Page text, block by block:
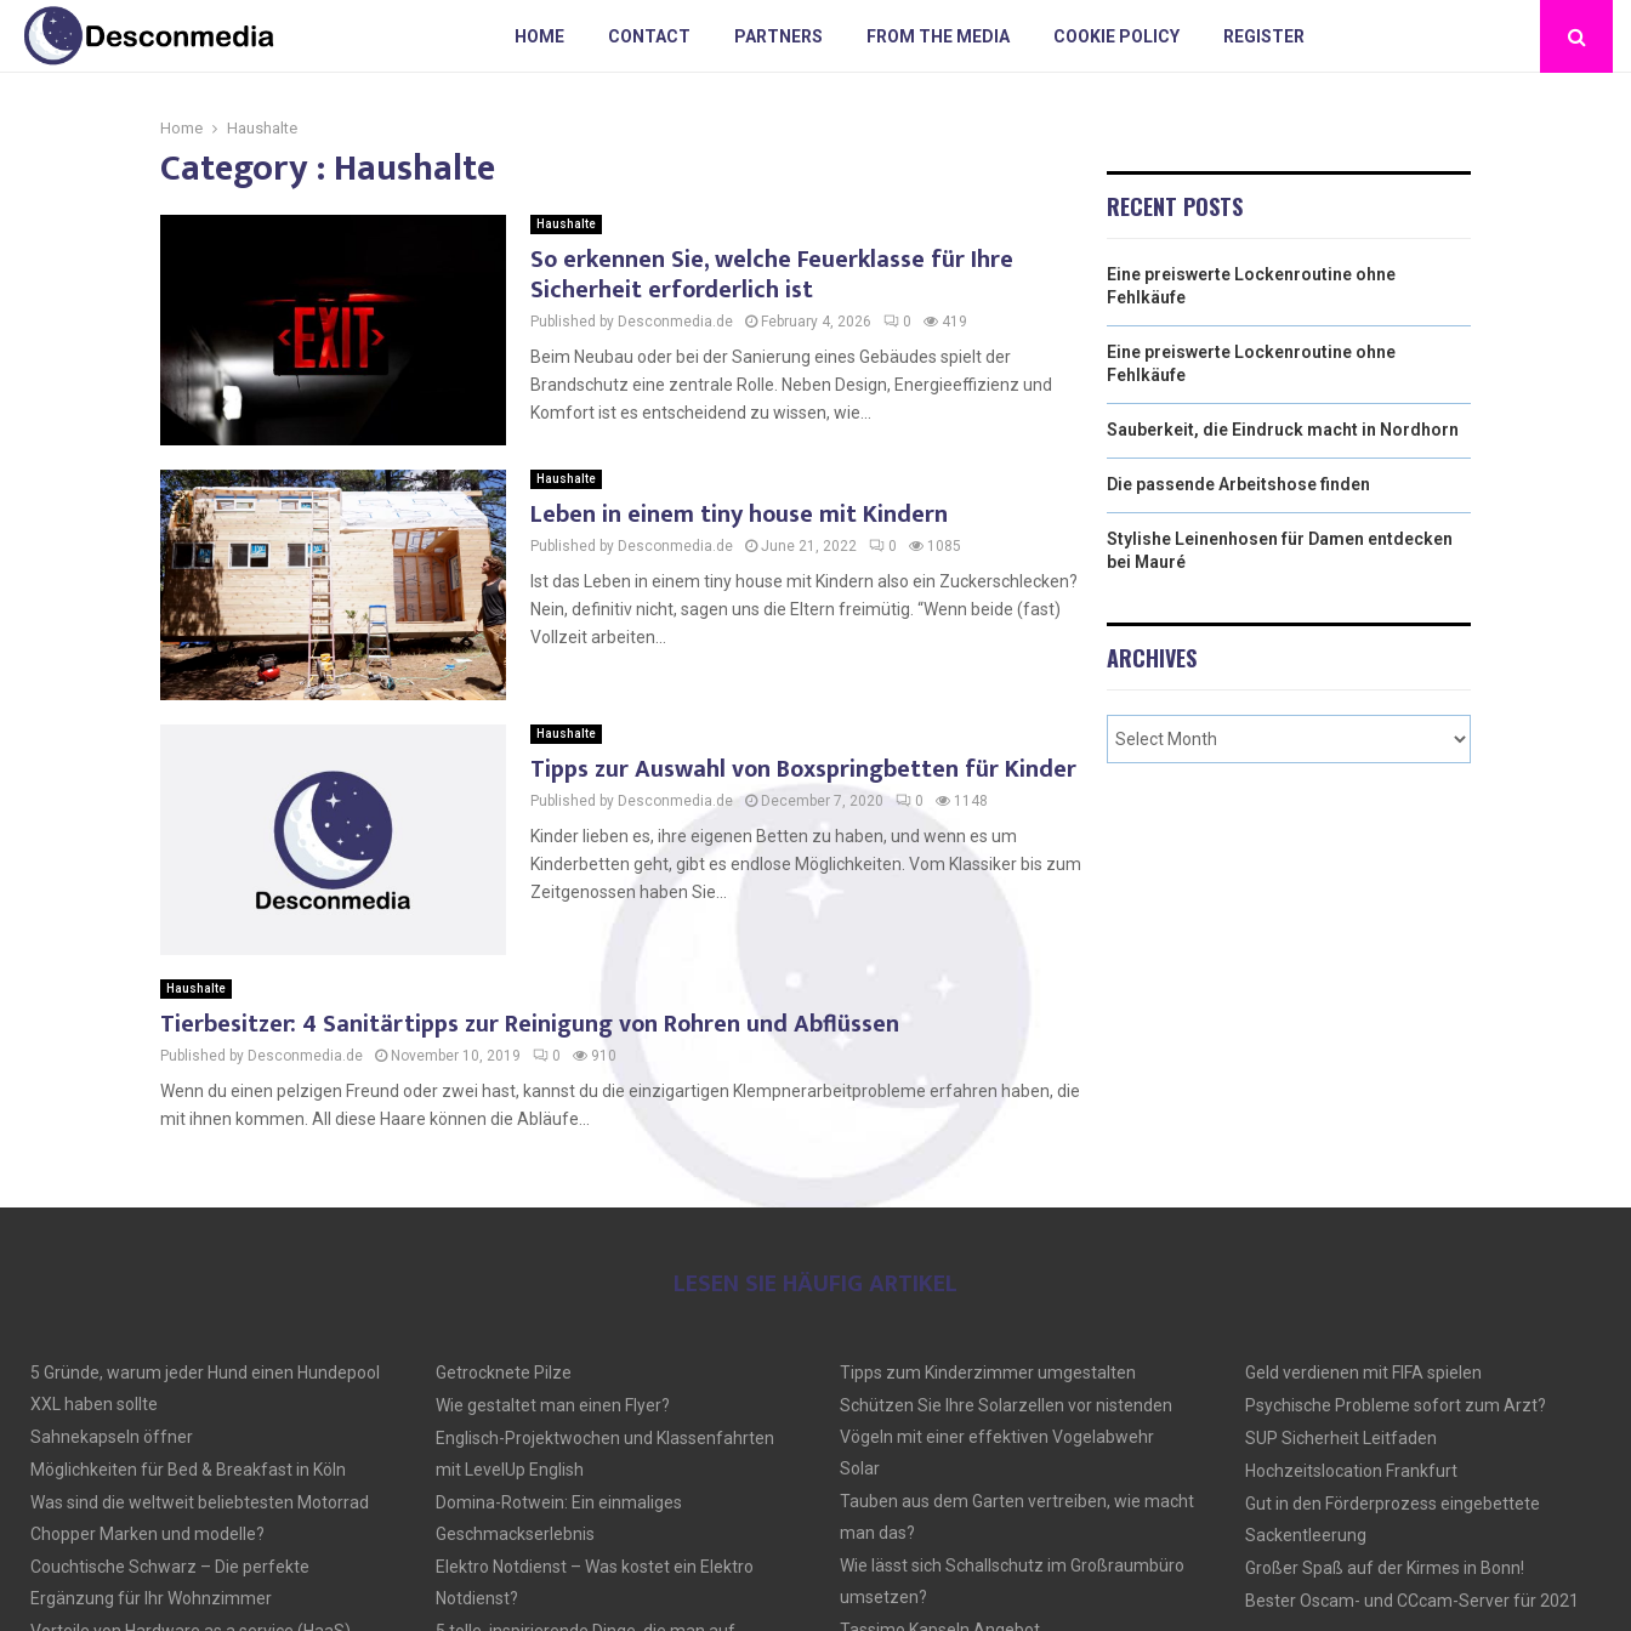
HOME CONTACT PARTNERS FROM THE MEDIA COOKIE POLICY REGISTER
Home Haushalte
Category : Haushalte
Haushalte
So erkennen Sie, welche Feuerklasse für Ihre
Sicherheit erforderlich ist
Published by Desconmedia.de February 4, 2026 0 419
Beim Neubau oder bei der Sanierung eines Gebäudes spielt der
Brandschutz eine zentrale Rolle. Neben Design, Energieeffizienz und
Komfort ist es entscheidend zu wissen, wie...
Haushalte
Leben in einem tiny house mit Kindern
Published by Desconmedia.de June 21, 2022 0 1085
Ist das Leben in einem tiny house mit Kindern also ein Zuckerschlecken?
Nein, definitiv nicht, sagen uns die Eltern freimütig. “Wenn beide (fast)
Vollzeit arbeiten...
Haushalte
Tipps zur Auswahl von Boxspringbetten für Kinder
Published by Desconmedia.de December 7, 2020 0 1148
Kinder lieben es, ihre eigenen Betten zu haben, und wenn es um
Kinderbetten geht, gibt es endlose Möglichkeiten. Vom Klassiker bis zum
Zeitgenossen haben Sie...
Haushalte
Tierbesitzer: 4 Sanitärtipps zur Reinigung von Rohren und Abflüssen
Published by Desconmedia.de November 10, 2019 0 910
Wenn du einen pelzigen Freund oder zwei hast, kannst du die einzigartigen Klempnerarbeitprobleme erfahren haben, die
mit ihnen kommen. All diese Haare können die Abläufe...
RECENT POSTS
Eine preiswerte Lockenroutine ohne
Fehlkäufe
Eine preiswerte Lockenroutine ohne
Fehlkäufe
Sauberkeit, die Eindruck macht in Nordhorn
Die passende Arbeitshose finden
Stylishe Leinenhosen für Damen entdecken
bei Mauré
ARCHIVES
LESEN SIE HÄUFIG ARTIKEL
5 Gründe, warum jeder Hund einen Hundepool
XXL haben sollte
Sahnekapseln öffner
Möglichkeiten für Bed & Breakfast in Köln
Was sind die weltweit beliebtesten Motorrad
Chopper Marken und modelle?
Couchtische Schwarz – Die perfekte
Ergänzung für Ihr Wohnzimmer
Getrocknete Pilze
Wie gestaltet man einen Flyer?
Englisch-Projektwochen und Klassenfahrten
mit LevelUp English
Domina-Rotwein: Ein einmaliges
Geschmackserlebnis
Elektro Notdienst – Was kostet ein Elektro
Notdienst?
Tipps zum Kinderzimmer umgestalten
Schützen Sie Ihre Solarzellen vor nistenden
Vögeln mit einer effektiven Vogelabwehr
Solar
Tauben aus dem Garten vertreiben, wie macht
man das?
Wie lässt sich Schallschutz im Großraumbüro
umsetzen?
Geld verdienen mit FIFA spielen
Psychische Probleme sofort zum Arzt?
SUP Sicherheit Leitfaden
Hochzeitslocation Frankfurt
Gut in den Förderprozess eingebettete
Sackentleerung
Großer Spaß auf der Kirmes in Bonn!
Bester Oscam- und CCcam-Server für 2021